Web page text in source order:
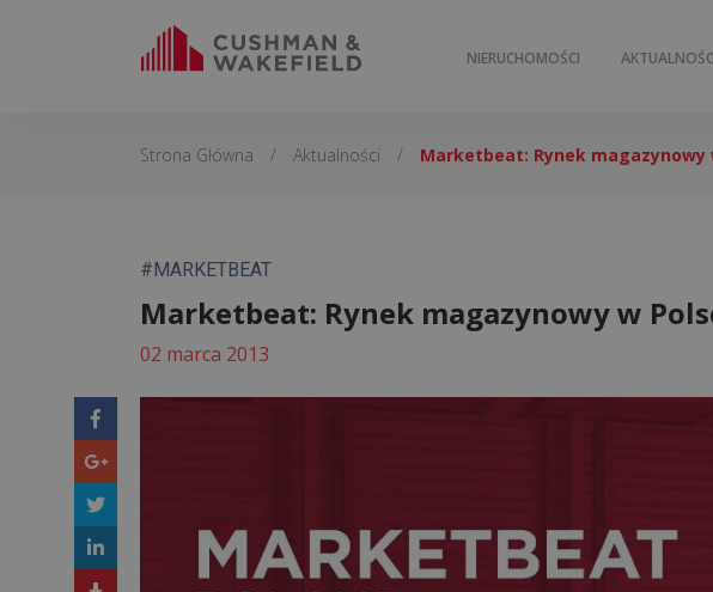
NIERUCHOMOŚCI
Strona Główna / Aktualności / Marketbeat: Rynek magazynowy
#MARKETBEAT
Marketbeat: Rynek magazynowy w
02 marca 2013